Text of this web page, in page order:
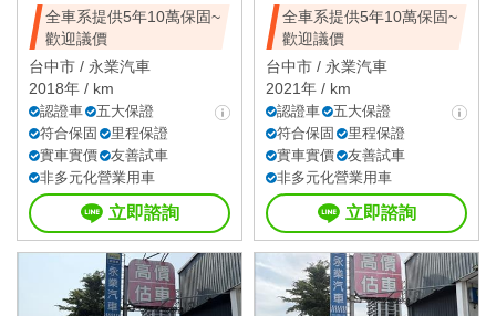
全車系提供5年10萬保固~
歡迎議價
台中市 / 永業汽車
2018年 / km
認證車
五大保證
符合保固
里程保證
實車實價
友善試車
非多元化營業用車
立即諮詢
全車系提供5年10萬保固~
歡迎議價
台中市 / 永業汽車
2021年 / km
認證車
五大保證
符合保固
里程保證
實車實價
友善試車
非多元化營業用車
立即諮詢